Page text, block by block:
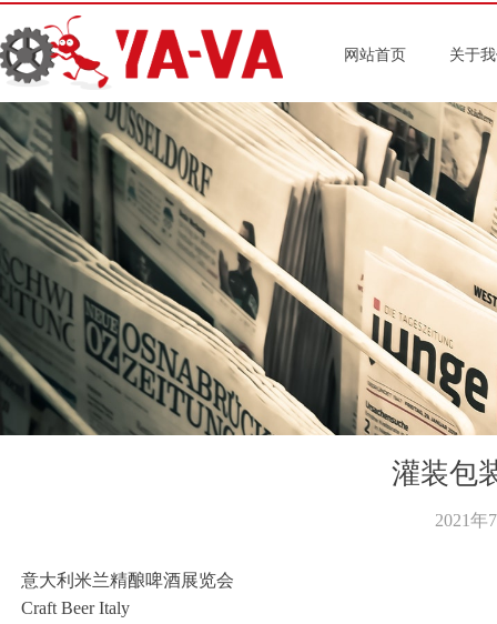
网站首页 关于
灌装包
意大利米兰精酿啤酒展览会
Craft Beer Italy
2021年